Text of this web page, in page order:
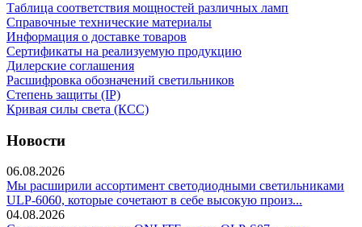
Таблица соответствия мощностей различных ламп
Справочные технические материалы
Информация о доставке товаров
Сертификаты на реализуемую продукцию
Дилерские соглашения
Расшифровка обозначений светильников
Степень защиты (IP)
Кривая силы света (КСС)
Новости
06.08.2026
Мы расширили ассортимент светодиодными светильниками
ULP-6060, которые сочетают в себе высокую произ...
04.08.2026